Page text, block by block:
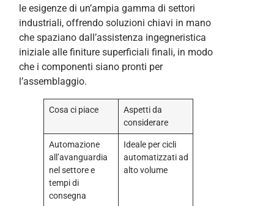
le esigenze di un’ampia gamma di settori
industriali, offrendo soluzioni chiavi in mano
che spaziano dall’assistenza ingegneristica
iniziale alle finiture superficiali finali, in modo
che i componenti siano pronti per
l’assemblaggio.
Cosa ci piace
Aspetti da
considerare
Automazione
all’avanguardia
nel settore e
tempi di
consegna
Ideale per cicli
automatizzati ad
alto volume